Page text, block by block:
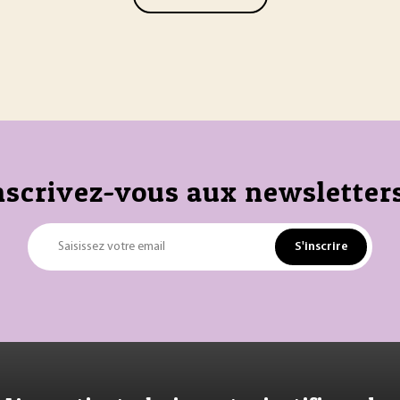
vous aux
Saisissez votre email S'inscrire